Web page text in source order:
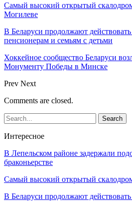
Самый высокий открытый
Могилеве
В Беларуси продолжают
пенсионерам и семьям с детьми
Хоккейное сообщество Беларуси
Монументу Победы в Минске
Prev Next
Comments are closed.
Интересное
В Лепельском районе задержали
браконьерстве
Самый высокий открытый
В Беларуси продолжают